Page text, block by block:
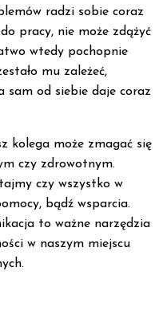
radzi sobie coraz
pracy, nie może zdążyć
wtedy pochopnie
mu zależeć,
sam od siebie daje coraz
kolega może zmagać się
czy zdrowotnym.
czy wszystko w
bądź wsparcia.
to ważne narzędzia
w naszym miejscu